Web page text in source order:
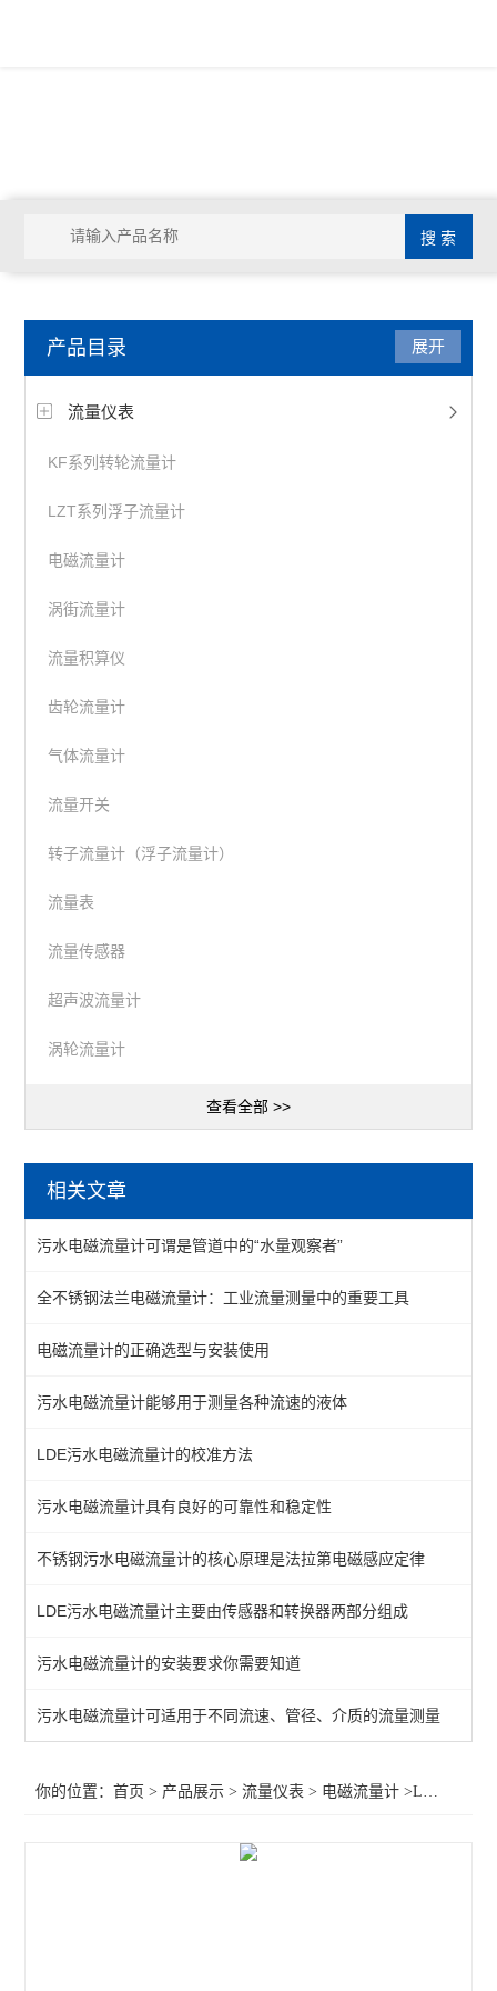
产品目录
流量仪表
KF系列转轮流量计
LZT系列浮子流量计
电磁流量计
涡街流量计
流量积算仪
齿轮流量计
气体流量计
流量开关
转子流量计（浮子流量计）
流量表
流量传感器
超声波流量计
涡轮流量计
查看全部 >>
展开
相关文章
污水电磁流量计可谓是管道中的“水量观察者”
全不锈钢法兰电磁流量计：工业流量测量中的重要工具
电磁流量计的正确选型与安装使用
污水电磁流量计能够用于测量各种流速的液体
LDE污水电磁流量计的校准方法
污水电磁流量计具有良好的可靠性和稳定性
不锈钢污水电磁流量计的核心原理是法拉第电磁感应定律
LDE污水电磁流量计主要由传感器和转换器两部分组成
污水电磁流量计的安装要求你需要知道
污水电磁流量计可适用于不同流速、管径、介质的流量测量
你的位置：首页 > 产品展示 >流量仪表 > 电磁流量计 >LDE污水电磁流量计